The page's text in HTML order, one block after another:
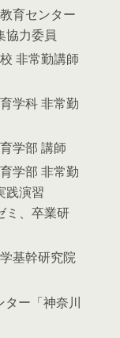
育センター
協力委員
非常勤講師
学科 非常勤
学部 講師
学部 非常勤
践演習
ミ、卒業研
基幹研究院
ー「神奈川